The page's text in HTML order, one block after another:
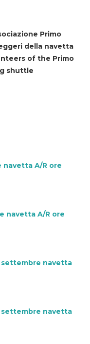
Primo
della navetta
of the Primo
shuttle
navetta A/R ore
navetta A/R ore
settembre navetta
settembre navetta